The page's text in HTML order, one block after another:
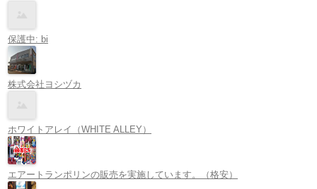
保護中: bi
株式会社ヨシヅカ
ホワイトアレイ（WHITE ALLEY）
エアートランポリンの販売を実施しています。（格安）